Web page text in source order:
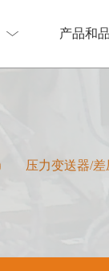
产品和
产品和
压力变送器/